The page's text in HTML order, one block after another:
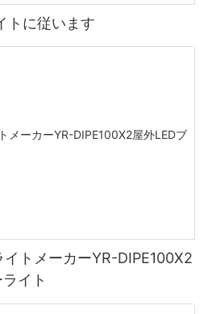
トに従います
トメーカーYR-DIPE100X2
イト